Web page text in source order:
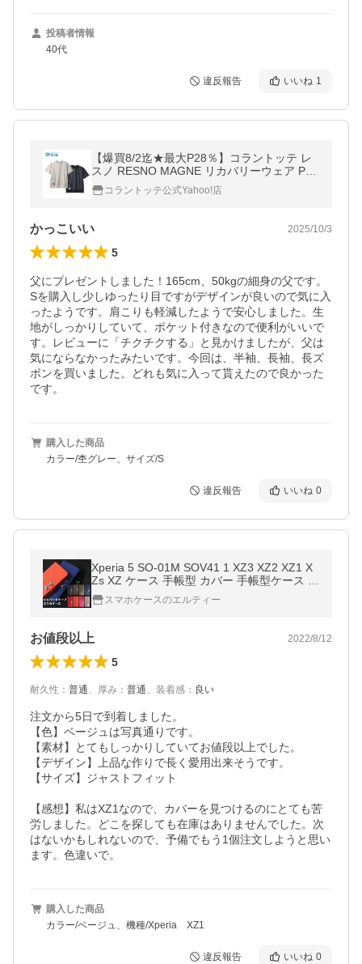
投稿者情報
40代
違反報告 いいね 1
【爆買8/2迄★最大P28％】コラントッテ レ
スノ RESNO MAGNE リカバリーウェア PL
US ショートスリーブ 半袖シャツ メンズ 磁
気 パジャマ ギフト
コラントッテ公式Yahoo!店
かっこいい 2025/10/3
5
父にプレゼントしました！165cm、50kgの細身の父です。
Sを購入し少しゆったり目ですがデザインが良いので気に入
ったようです。肩こりも軽減したようで安心しました。生
地がしっかりしていて、ポケット付きなので便利がいいで
す。レビューに「チクチクする」と見かけましたが、父は
気にならなかったみたいです。今回は、半袖、長袖、長ズ
ボンを買いました。どれも気に入って貰えたので良かった
です。
購入した商品
カラー/杢グレー、サイズ/S
違反報告 いいね 0
Xperia 5 SO-01M SOV41 1 XZ3 XZ2 XZ1 X
Zs XZ ケース 手帳型 カバー 手帳型ケース レ
ザー シンプル エクスペリア 手帳 耐衝撃 ベ
ルトあり おしゃれ かわいい
スマホケースのエルティー
お値段以上 2022/8/12
5
耐久性 ： 普通、 厚み ： 普通、 装着感 ： 良い
注文から5日で到着しました。
【色】ベージュは写真通りです。
【素材】とてもしっかりしていてお値段以上でした。
【デザイン】上品な作りで長く愛用出来そうです。
【サイズ】ジャストフィット
【感想】私はXZ1なので、カバーを見つけるのにとても苦
労しました。どこを探しても在庫はありませんでした。次
はないかもしれないので、予備でもう1個注文しようと思い
ます。色違いで。
購入した商品
カラー/ベージュ、機種/Xperia XZ1
違反報告 いいね 0